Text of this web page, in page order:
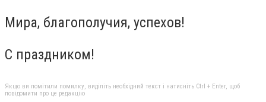
Мира, благополучия, успехов!
С праздником!
Якщо ви помітили помилку, виділіть необхідний текст і натисніть Ctrl + Enter, щоб
повідомити про це редакцію